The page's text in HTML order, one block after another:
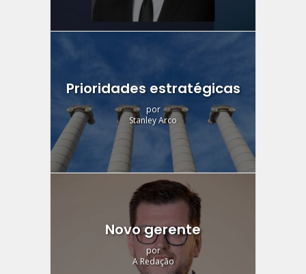
Prioridades estratégicas
por
Stanley Arco
Novo gerente
por
A Redação